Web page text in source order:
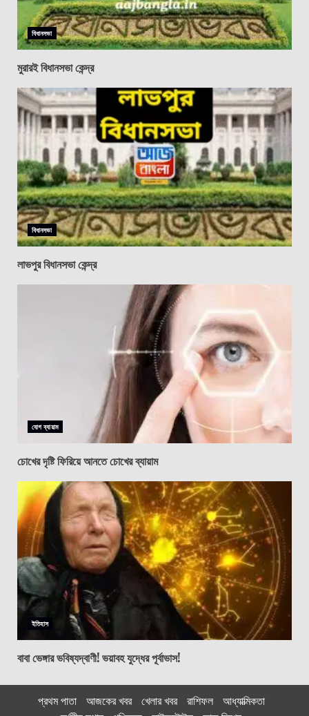
বিধানসভা
মুরারই বিধানসভা কেন্দ্র
বিধানসভা
লাভপুর বিধানসভা কেন্দ্র
যোগ ব্যায়াম
চোখের দৃষ্টি ফিরিয়ে আনতে চোখের ব্যায়াম
ইতিহাস
বাবা ভেঙ্গার ভবিষ্যদ্বাণী! ভয়াবহ যুদ্ধের পূর্বাভাস!
প্রথম পাতা আজকের খবর খেলার খবর রাশিফল
আধ্যাত্মিকতা